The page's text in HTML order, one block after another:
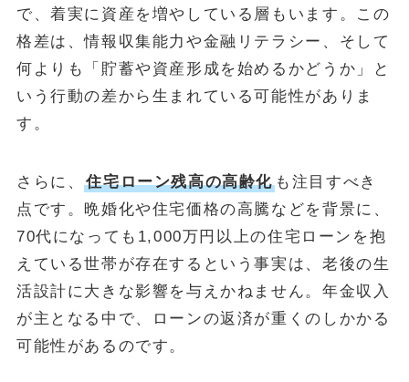
で、着実に資産を増やしている層もいます。この
格差は、情報収集能力や金融リテラシー、そして
何よりも「貯蓄や資産形成を始めるかどうか」と
いう行動の差から生まれている可能性がありま
す。
さらに、住宅ローン残高の高齢化 も注目すべき
点です。晩婚化や住宅価格の高騰などを背景に、
70代になっても1,000万円以上の住宅ローンを抱
えている世帯が存在するという事実は、老後の生
活設計に大きな影響を与えかねません。年金収入
が主となる中で、ローンの返済が重くのしかかる
可能性があるのです。